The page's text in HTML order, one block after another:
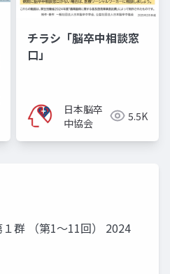
くも膜下出血
チラシ「脳卒中相談窓
口」
日本脳卒
中協会
5.5K
群 （第1～11回） 2024